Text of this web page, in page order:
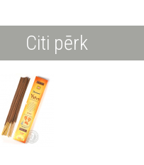
Citi pērk